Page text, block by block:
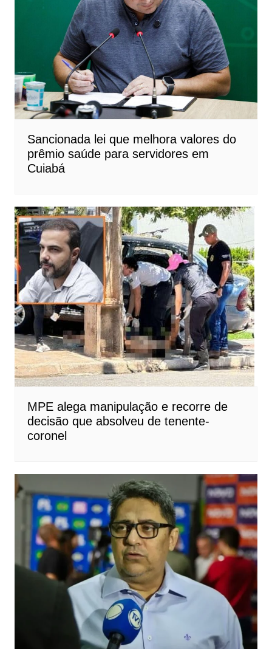
Sancionada lei que melhora valores do
prêmio saúde para servidores em
Cuiabá
MPE alega manipulação e recorre de
decisão que absolveu de tenente-
coronel